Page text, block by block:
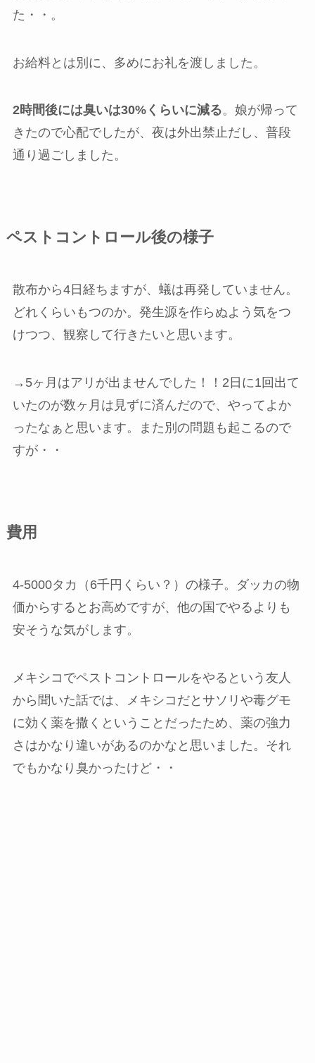
た・・。
お給料とは別に、多めにお礼を渡しました。
2時間後には臭いは30%くらいに減る。娘が帰って
きたので心配でしたが、夜は外出禁止だし、普段
通り過ごしました。
ペストコントロール後の様子
散布から4日経ちますが、蟻は再発していません。
どれくらいもつのか。発生源を作らぬよう気をつ
けつつ、観察して行きたいと思います。
→5ヶ月はアリが出ませんでした！！2日に1回出て
いたのが数ヶ月は見ずに済んだので、やってよか
ったなぁと思います。また別の問題も起こるので
すが・・
費用
4-5000タカ（6千円くらい？）の様子。ダッカの物
価からするとお高めですが、他の国でやるよりも
安そうな気がします。
メキシコでペストコントロールをやるという友人
から聞いた話では、メキシコだとサソリや毒グモ
に効く薬を撒くということだったため、薬の強力
さはかなり違いがあるのかなと思いました。それ
でもかなり臭かったけど・・